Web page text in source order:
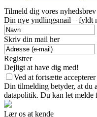
Tilmeld dig vores nyhedsbrev
Din nye yndlingsmail – fyldt
Skriv din mail her
Registrer
Dejligt at have dig med!
Ved at fortsætte
Din tilmelding betyder, at du
datapolitik. Du kan let melde
Lær os at kende